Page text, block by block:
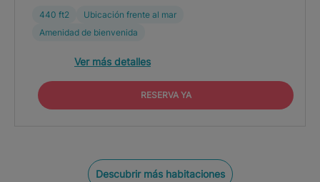
440 ft2
Ubicación frente al mar
Amenidad de bienvenida
Ver más detalles
RESERVA YA
Descubrir más habitaciones